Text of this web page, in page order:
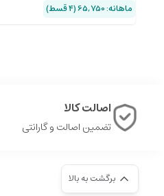
ماهانه: 65,750 (۴ قسط)
اصالت کالا
تضمین اصالت و گارانتی
برگشت به بالا